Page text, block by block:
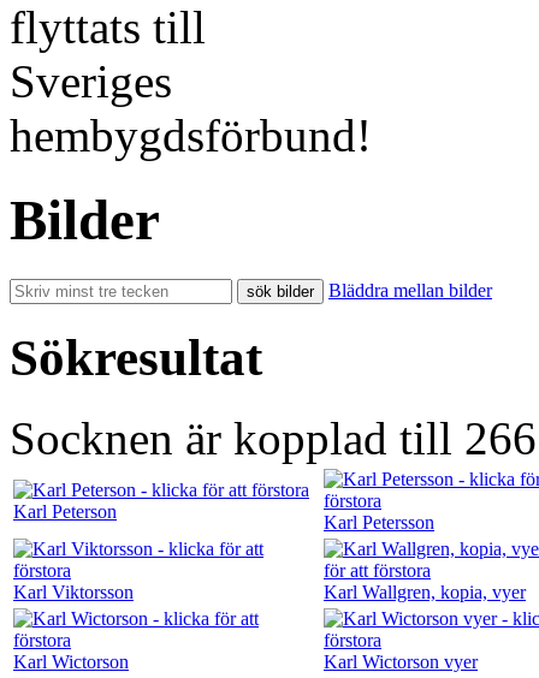
flyttats till
Sveriges
hembygdsförbund!
Bilder
Bläddra mellan bilder
Sökresultat
Socknen är kopplad till
Karl Peterson
Karl Petersson
Karl Viktorsson Karl Wallgren, kopia, vyer
Karl Wictorson Karl Wictorson vyer